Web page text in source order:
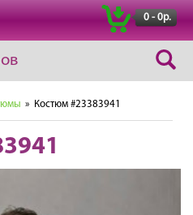
0 - 0р.
» Костюм #23383941